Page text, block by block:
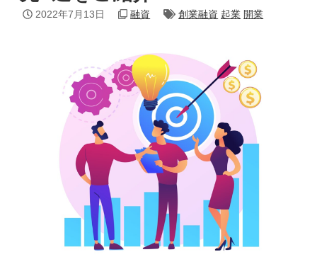
2022年7月13日 融資 創業融資 起業 開業